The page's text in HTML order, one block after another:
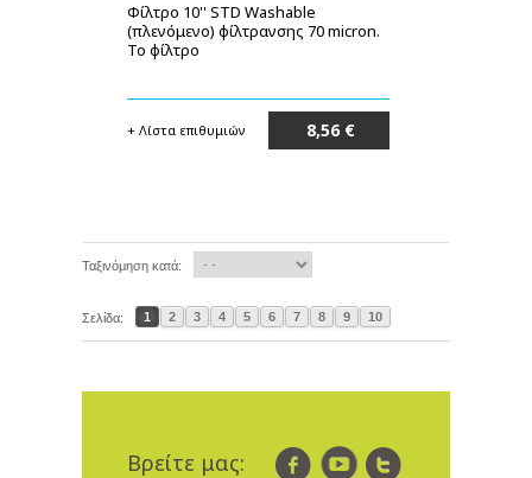
Φίλτρο 10'' STD Washable
(πλενόμενο) φίλτρανσης 70 micron.
Το φίλτρο
+ Λίστα επιθυμιών 8,56 €
Ταξινόμηση κατά:
Σελίδα: 1 2 3 4 5 6 7 8 9 10
Βρείτε μας: